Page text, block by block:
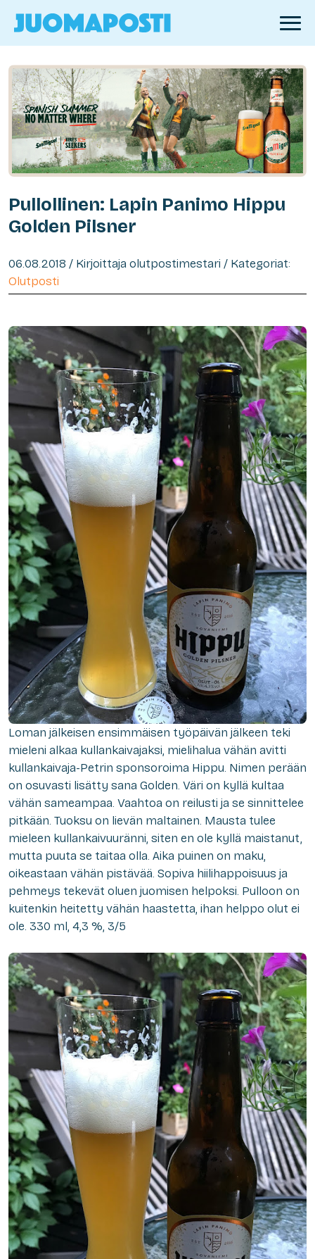
Pullollinen: Lapin Panimo Hippu
Golden Pilsner
06.08.2018 / Kirjoittaja olutpostimestari / Kategoriat:
Olutposti
Loman jälkeisen ensimmäisen työpäivän jälkeen teki
mieleni alkaa kullankaivajaksi, mielihalua vähän avitti
kullankaivaja-Petrin sponsoroima Hippu. Nimen perään
on osuvasti lisätty sana Golden. Väri on kyllä kultaa
vähän sameampaa. Vaahtoa on reilusti ja se sinnittelee
pitkään. Tuoksu on lievän maltainen. Mausta tulee
mieleen kullankaivuuränni, siten en ole kyllä maistanut,
mutta puuta se taitaa olla. Aika puinen on maku,
oikeastaan vähän pistävää. Sopiva hiilihappoisuus ja
pehmeys tekevät oluen juomisen helpoksi. Pulloon on
kuitenkin heitetty vähän haastetta, ihan helppo olut ei
ole. 330 ml, 4,3 %, 3/5